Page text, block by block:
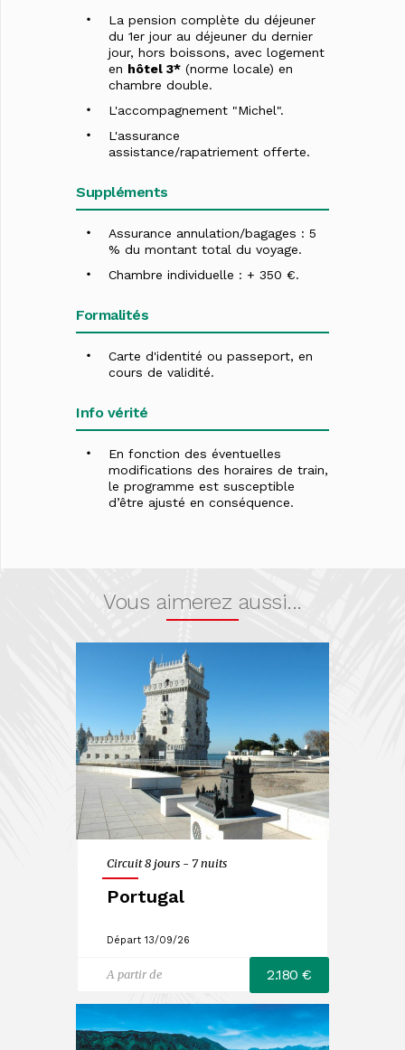
La pension complète du déjeuner
du 1er jour au déjeuner du dernier
jour, hors boissons, avec logement
en hôtel 3* (norme locale) en
chambre double.
L'accompagnement "Michel".
L'assurance
assistance/rapatriement offerte.
Suppléments
Assurance annulation/bagages : 5
% du montant total du voyage.
Chambre individuelle : + 350 €.
Formalités
Carte d'identité ou passeport, en
cours de validité.
Info vérité
En fonction des éventuelles
modifications des horaires de train,
le programme est susceptible
d’être ajusté en conséquence.
Vous aimerez aussi...
Circuit 8 jours - 7 nuits
Portugal
Départ 13/09/26
A partir de 2.180 €